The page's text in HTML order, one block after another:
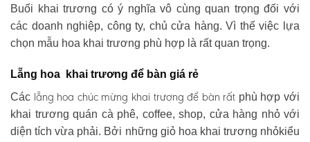
Buổi khai trương có ý nghĩa vô cùng quan trọng đối với
các doanh nghiệp, công ty, chủ cửa hàng. Vì thế việc lựa
chọn mẫu hoa khai trương phù hợp là rất quan trọng.
Lẵng hoa khai trương để bàn giá rẻ
Các lẵng hoa chúc mừng khai trương để bàn rất phù hợp với
khai trương quán cà phê, coffee, shop, cửa hàng nhỏ với
diện tích vừa phải. Bởi những giỏ hoa khai trương nhỏkiểu